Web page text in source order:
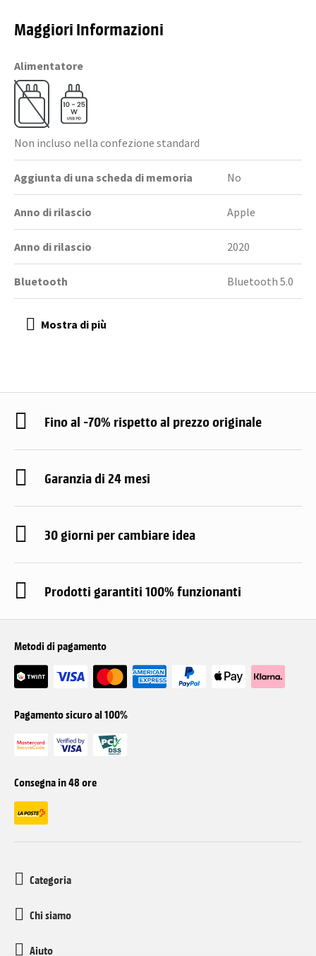
Maggiori Informazioni
Alimentatore
Non incluso nella confezione standard
Aggiunta di una scheda di memoria No
Anno di rilascio Apple
Anno di rilascio 2020
Bluetooth Bluetooth 5.0
Fino al -70% rispetto al prezzo originale
Garanzia di 24 mesi
30 giorni per cambiare idea
Prodotti garantiti 100% funzionanti
Metodi di pagamento
Pagamento sicuro al 100%
Consegna in 48 ore
Categoria
Chi siamo
Aiuto